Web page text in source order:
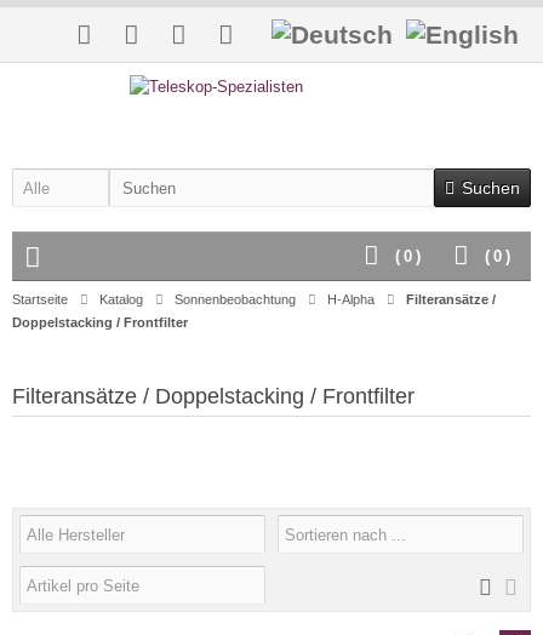
Suchen
( 0 )
( 0 )
Startseite Katalog Sonnenbeobachtung H-Alpha
Filteransätze /
Doppelstacking / Frontfilter
Filteransätze / Doppelstacking / Frontfilter